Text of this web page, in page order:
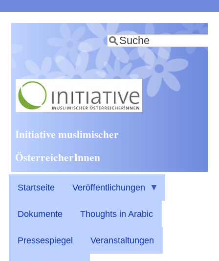
zum
Inhalt
Suche
Initiative muslimischer
ÖsterreicherInnen
Startseite Veröffentlichungen
Dokumente Thoughts in Arabic
Pressespiegel Veranstaltungen